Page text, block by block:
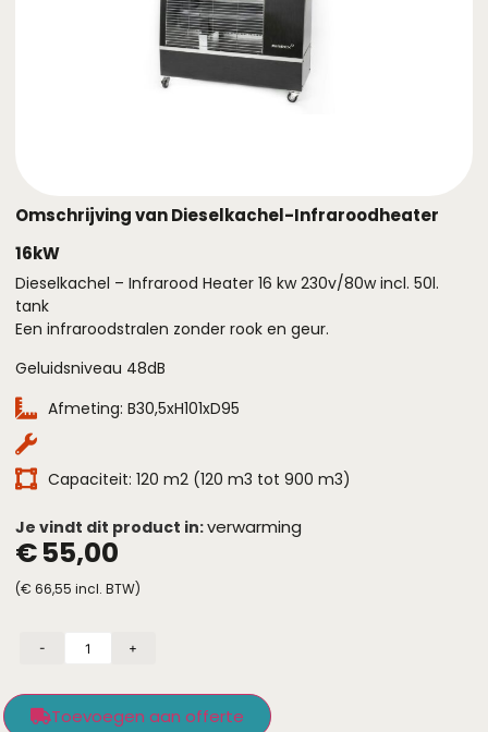
Omschrijving van Dieselkachel-Infraroodheater
16kW
Dieselkachel – Infrarood Heater 16 kw 230v/80w incl. 50l.
tank
Een infraroodstralen zonder rook en geur.
Geluidsniveau 48dB
Afmeting: B30,5xH101xD95
Capaciteit: 120 m2 (120 m3 tot 900 m3)
Je vindt dit product in:verwarming
€55,00
(€ 66,55 incl. BTW)
- +
Toevoegen aan offerte